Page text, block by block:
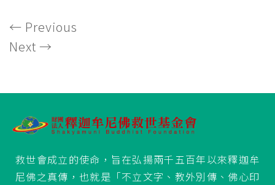
← Previous
Next →
救世會成立的使命，旨在弘揚兩千五百年以來釋迦牟
尼佛之真傳，也就是「不立文字、教外別傳、佛心印